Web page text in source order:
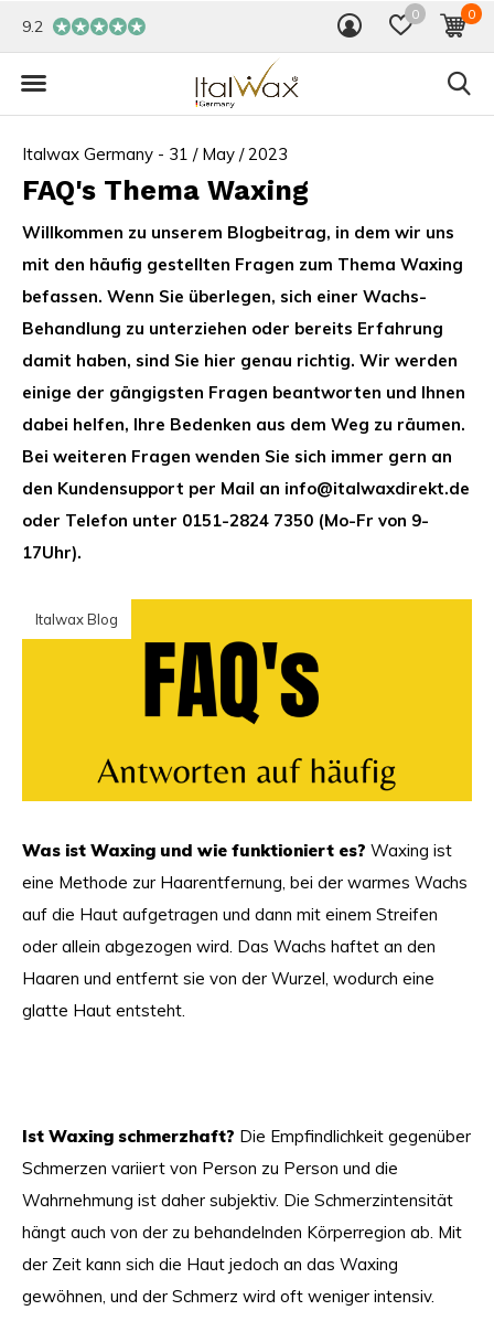
0 0
9.2
Italwax Germany - 31 / May / 2023
FAQ's Thema Waxing
Willkommen zu unserem Blogbeitrag, in dem wir uns
mit den häufig gestellten Fragen zum Thema Waxing
befassen. Wenn Sie überlegen, sich einer Wachs-
Behandlung zu unterziehen oder bereits Erfahrung
damit haben, sind Sie hier genau richtig. Wir werden
einige der gängigsten Fragen beantworten und Ihnen
dabei helfen, Ihre Bedenken aus dem Weg zu räumen.
Bei weiteren Fragen wenden Sie sich immer gern an
den Kundensupport per Mail an info@italwaxdirekt.de
oder Telefon unter 0151-2824 7350 (Mo-Fr von 9-
17Uhr).
Italwax Blog
Was ist Waxing und wie funktioniert es? Waxing ist
eine Methode zur Haarentfernung, bei der warmes Wachs
auf die Haut aufgetragen und dann mit einem Streifen
oder allein abgezogen wird. Das Wachs haftet an den
Haaren und entfernt sie von der Wurzel, wodurch eine
glatte Haut entsteht.
Ist Waxing schmerzhaft? Die Empfindlichkeit gegenüber
Schmerzen variiert von Person zu Person und die
Wahrnehmung ist daher subjektiv. Die Schmerzintensität
hängt auch von der zu behandelnden Körperregion ab. Mit
der Zeit kann sich die Haut jedoch an das Waxing
gewöhnen, und der Schmerz wird oft weniger intensiv.